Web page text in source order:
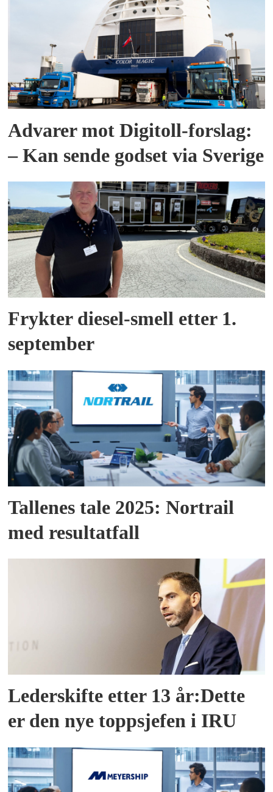
Advarer mot Digitoll-forslag:
– Kan sende godset via Sverige
Frykter diesel-smell etter 1.
september
Tallenes tale 2025: Nortrail
med resultatfall
Lederskifte etter 13 år:Dette
er den nye toppsjefen i IRU